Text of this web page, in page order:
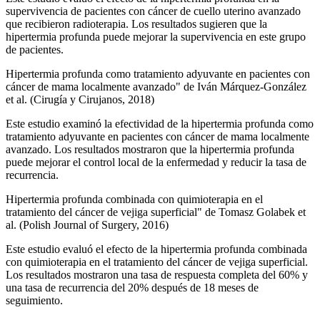
supervivencia de pacientes con cáncer de cuello uterino avanzado
que recibieron radioterapia. Los resultados sugieren que la
hipertermia profunda puede mejorar la supervivencia en este grupo
de pacientes.
Hipertermia profunda como tratamiento adyuvante en pacientes con
cáncer de mama localmente avanzado" de Iván Márquez-González
et al. (Cirugía y Cirujanos, 2018)
Este estudio examinó la efectividad de la hipertermia profunda como
tratamiento adyuvante en pacientes con cáncer de mama localmente
avanzado. Los resultados mostraron que la hipertermia profunda
puede mejorar el control local de la enfermedad y reducir la tasa de
recurrencia.
Hipertermia profunda combinada con quimioterapia en el
tratamiento del cáncer de vejiga superficial" de Tomasz Golabek et
al. (Polish Journal of Surgery, 2016)
Este estudio evaluó el efecto de la hipertermia profunda combinada
con quimioterapia en el tratamiento del cáncer de vejiga superficial.
Los resultados mostraron una tasa de respuesta completa del 60% y
una tasa de recurrencia del 20% después de 18 meses de
seguimiento.